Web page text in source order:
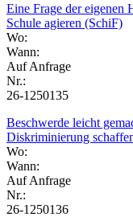
Eine Frage der eigenen
Schule agieren (SchiF)
Wo:
Wann:
Auf Anfrage
Nr.:
26-1250135
Beschwerde leicht
Diskriminierung
Wo:
Wann:
Auf Anfrage
Nr.:
26-1250136